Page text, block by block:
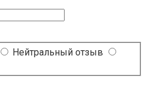
Нейтральный отзыв